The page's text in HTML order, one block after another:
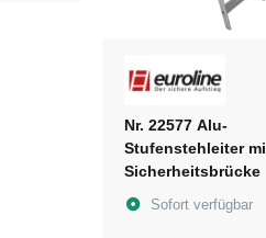
Nr. 22577 Alu-
Stufenstehleiter
Sicherheitsbrücke
Sofort verfügbar